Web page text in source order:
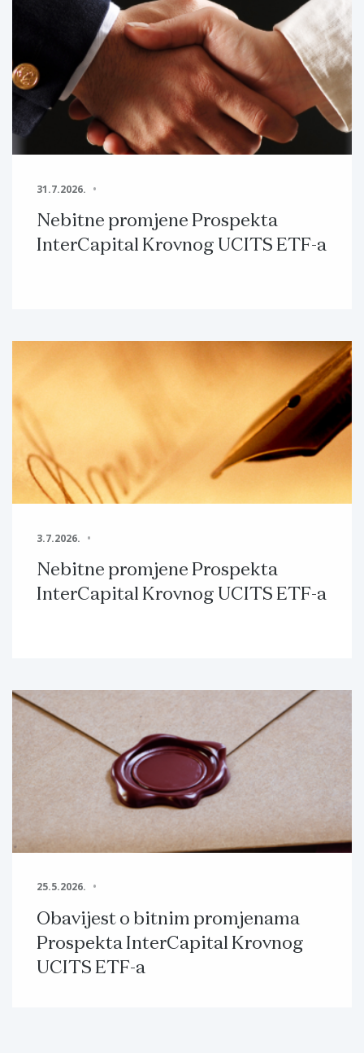
31.7.2026.
Nebitne promjene Prospekta
InterCapital Krovnog UCITS ETF-a
3.7.2026.
Nebitne promjene Prospekta
InterCapital Krovnog UCITS ETF-a
25.5.2026.
Obavijest o bitnim promjenama
Prospekta InterCapital Krovnog
UCITS ETF-a